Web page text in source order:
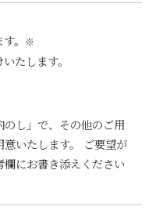
。 ※
たします。
し」で、その他のご用
いたします。 ご要望が
にお書き添えください